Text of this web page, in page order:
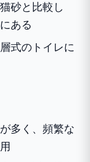
砂と比較し
ある
式のトイレに
多く、頻繁な